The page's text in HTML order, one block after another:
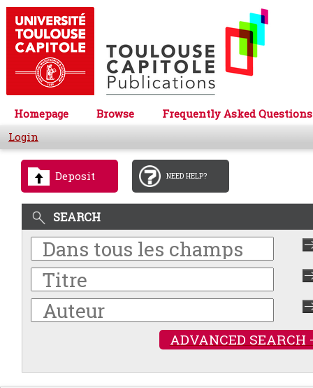
Homepage Browse
Frequently Asked Questions
Login
Deposit NEED HELP?
SEARCH
ADVANCED SEARCH